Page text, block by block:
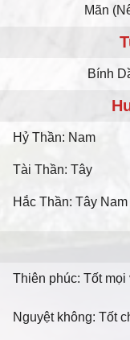
Mãn
Bính
Hỷ Thần: Nam
Tài Thần: Tây
Hắc Thần: Tây Nam
Thiên phúc: Tốt mọi
Nguyệt không: Tốt